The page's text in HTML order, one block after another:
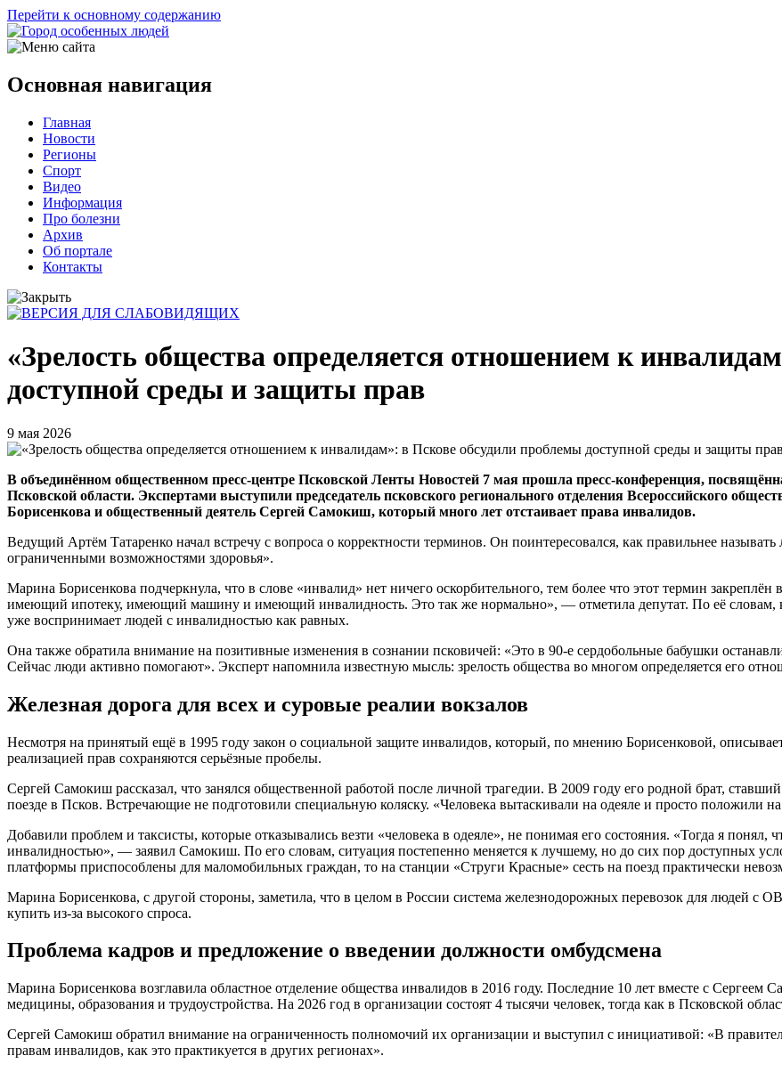
Перейти к основному содержанию
Основная навигация
Главная
Новости
Регионы
Спорт
Видео
Информация
Про болезни
Архив
Об портале
Контакты
«Зрелость общества определяется отношением к
доступной среды и защиты прав
9 мая 2026
В объединённом общественном пресс-центре Псковской Ленты Новостей 7 мая прошла пресс-конференция,
Псковской области. Экспертами выступили председатель псковского регионального отделения Всероссийского
Борисенкова и общественный деятель Сергей Самокиш, который много лет отстаивает права инвалидов.
Ведущий Артём Татаренко начал встречу с вопроса о корректности терминов. Он поинтересовался, как правильнее
ограниченными возможностями здоровья».
Марина Борисенкова подчеркнула, что в слове «инвалид» нет ничего оскорбительного, тем более что этот термин
имеющий ипотеку, имеющий машину и имеющий инвалидность. Это так же нормально», — отметила депутат. По её словам,
уже воспринимает людей с инвалидностью как равных.
Она также обратила внимание на позитивные изменения в сознании псковичей: «Это в 90-е сердобольные бабушки
Сейчас люди активно помогают». Эксперт напомнила известную мысль: зрелость общества во многом определяется его
Железная дорога для всех и суровые реалии вокзалов
Несмотря на принятый ещё в 1995 году закон о социальной защите инвалидов, который, по мнению Борисенковой,
реализацией прав сохраняются серьёзные пробелы.
Сергей Самокиш рассказал, что занялся общественной работой после личной трагедии. В 2009 году его родной брат,
поезде в Псков. Встречающие не подготовили специальную коляску. «Человека вытаскивали на одеяле и просто положили
Добавили проблем и таксисты, которые отказывались везти «человека в одеяле», не понимая его состояния. «Тогда я
инвалидностью», — заявил Самокиш. По его словам, ситуация постепенно меняется к лучшему, но до сих пор доступных
платформы приспособлены для маломобильных граждан, то на станции «Струги Красные» сесть на поезд практически
Марина Борисенкова, с другой стороны, заметила, что в целом в России система железнодорожных перевозок для людей с
купить из-за высокого спроса.
Проблема кадров и предложение о введении должности омбудсмена
Марина Борисенкова возглавила областное отделение общества инвалидов в 2016 году. Последние 10 лет вместе с
медицины, образования и трудоустройства. На 2026 год в организации состоят 4 тысячи человек, тогда как в Псковской
Сергей Самокиш обратил внимание на ограниченность полномочий их организации и выступил с инициативой: «В
правам инвалидов, как это практикуется в других регионах».